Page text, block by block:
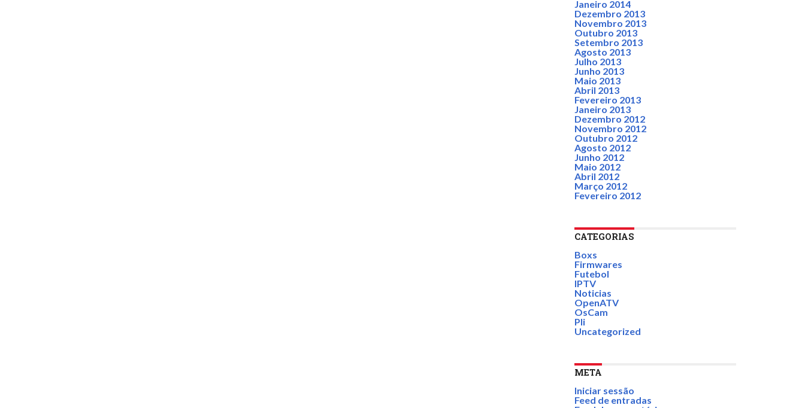
Janeiro 2014
Dezembro 2013
Novembro 2013
Outubro 2013
Setembro 2013
Agosto 2013
Julho 2013
Junho 2013
Maio 2013
Abril 2013
Fevereiro 2013
Janeiro 2013
Dezembro 2012
Novembro 2012
Outubro 2012
Agosto 2012
Junho 2012
Maio 2012
Abril 2012
Março 2012
Fevereiro 2012
CATEGORIAS
Boxs
Firmwares
Futebol
IPTV
Noticias
OpenATV
OsCam
Pli
Uncategorized
META
Iniciar sessão
Feed de entradas